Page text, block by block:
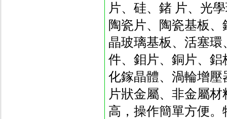
片、硅、鍺 片、光
陶瓷片、陶瓷基板
晶玻璃基板、活塞
件、鉬片、銅片、
化鎵晶體、渦輪增壓
片狀金屬、非金屬
高，操作簡單方便。